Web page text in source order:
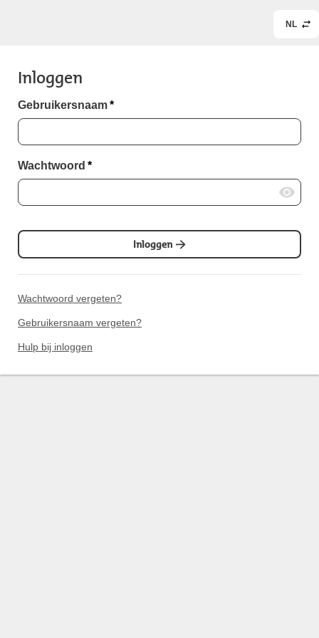
NL
Inloggen
Gebruikersnaam*
Wachtwoord *
Inloggen
Wachtwoord vergeten?
Gebruikersnaam vergeten?
Hulp bij inloggen